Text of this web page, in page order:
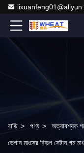
বাড়ি > পণ্য > অত্যাবশ্যক
ভেগান মাংসের বিকল্প সেটান গম